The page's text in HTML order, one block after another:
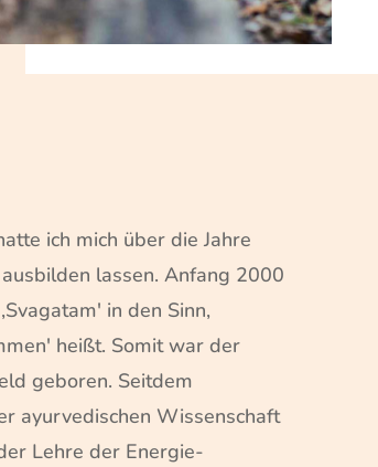
ich mich über die Jahre
lassen. Anfang 2000
in den Sinn,
heißt. Somit war der
geboren. Seitdem
ayurvedischen Wissenschaft
Lehre der Energie-